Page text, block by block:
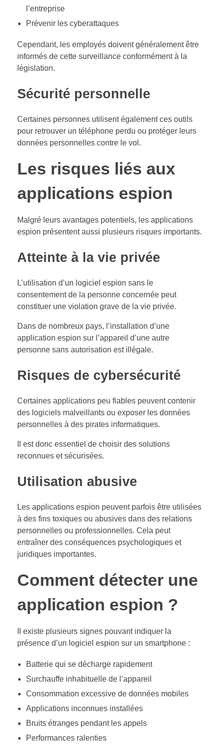
l’entreprise
Prévenir les cyberattaques
Cependant, les employés doivent généralement être
informés de cette surveillance conformément à la
législation.
Sécurité personnelle
Certaines personnes utilisent également ces outils
pour retrouver un téléphone perdu ou protéger leurs
données personnelles contre le vol.
Les risques liés aux
applications espion
Malgré leurs avantages potentiels, les applications
espion présentent aussi plusieurs risques importants.
Atteinte à la vie privée
L’utilisation d’un logiciel espion sans le
consentement de la personne concernée peut
constituer une violation grave de la vie privée.
Dans de nombreux pays, l’installation d’une
application espion sur l’appareil d’une autre
personne sans autorisation est illégale.
Risques de cybersécurité
Certaines applications peu fiables peuvent contenir
des logiciels malveillants ou exposer les données
personnelles à des pirates informatiques.
Il est donc essentiel de choisir des solutions
reconnues et sécurisées.
Utilisation abusive
Les applications espion peuvent parfois être utilisées
à des fins toxiques ou abusives dans des relations
personnelles ou professionnelles. Cela peut
entraîner des conséquences psychologiques et
juridiques importantes.
Comment détecter une
application espion ?
Il existe plusieurs signes pouvant indiquer la
présence d’un logiciel espion sur un smartphone :
Batterie qui se décharge rapidement
Surchauffe inhabituelle de l’appareil
Consommation excessive de données mobiles
Applications inconnues installées
Bruits étranges pendant les appels
Performances ralenties